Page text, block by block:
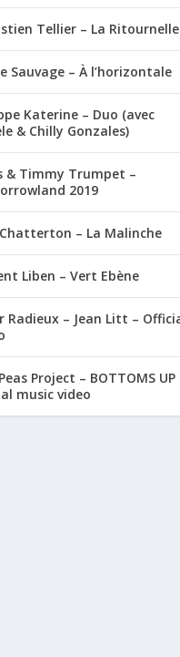
Tellier – La Ritournelle
Sauvage – À l’horizontale
Katerine – Duo (avec
& Chilly Gonzales)
& Timmy Trumpet –
2019
– La Malinche
Liben – Vert Ebène
Radieux – Jean Litt –
Project – BOTTOMS UP
music video